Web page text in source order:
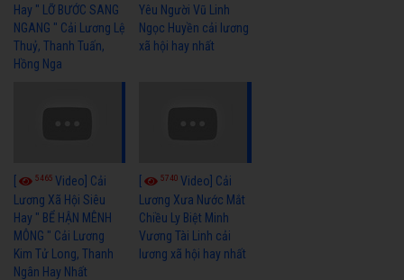
Hay " LỠ BƯỚC SANG
NGANG " Cải Lương Lệ
Thuỷ, Thanh Tuấn,
Hồng Nga
Yêu Người Vũ Linh
Ngọc Huyền cải lương
xã hội hay nhất
5465 Video] Cải
Lương Xã Hội Siêu
Hay " BỂ HẬN MÊNH
MÔNG " Cải Lương
Kim Tử Long, Thanh
Ngân Hay Nhất
5740Video] Cải
Lương Xưa Nước Mắt
Chiều Ly Biệt Minh
Vương Tài Linh cải
lương xã hội hay nhất